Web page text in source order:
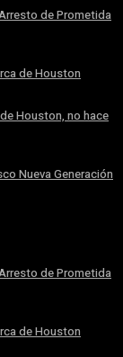
de Prometida
de Houston
Houston, no hace
Nueva Generación
de Prometida
de Houston